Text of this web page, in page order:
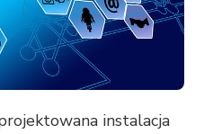
instalacja